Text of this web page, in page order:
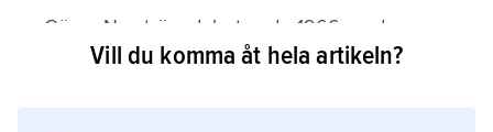
Göran Norström debuterade 1966 med
novellsamlingen
Vill du komma åt hela artikeln?